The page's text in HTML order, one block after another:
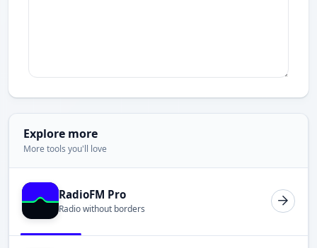
Explore more
More tools you'll love
RadioFM Pro
Radio without borders